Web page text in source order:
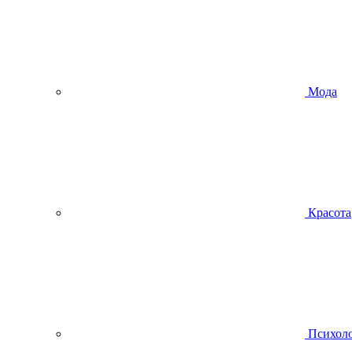
Мода
Красота